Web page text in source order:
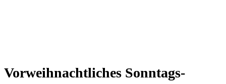
Vorweihnachtliches Sonntags-